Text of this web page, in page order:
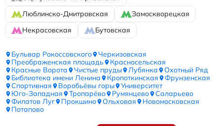
Люблинско-Дмитровская
Замоскворецкая
Некрасовская
Бутовская
Бульвар Рокоссовского
Черкизовская
Преображенская площадь
Красносельская
Красные Ворота
Чистые пруды Лубянка
Охотный Ряд
Библиотека имени Ленина
Кропоткинская
Фрунзенская
Спортивная
Воробьёвы горы
Университет
Юго-Западная
Тропарёво Румянцево
Саларьево
Филатов Луг
Прокшино Ольховая
Новомосковская
Потапово